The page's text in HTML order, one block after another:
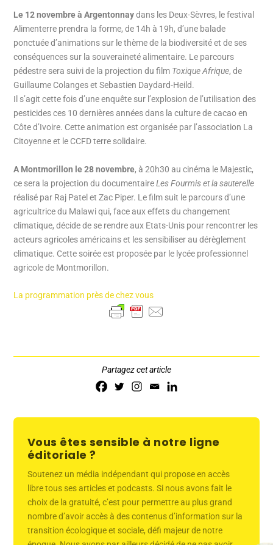
Le 12 novembre à Argentonnaydans les Deux-Sèvres, le festival
Alimenterre prendra la forme, de 14h à 19h, d’une balade
ponctuée d’animations sur le thème de la biodiversité et de ses
conséquences sur la souveraineté alimentaire. Le parcours
pédestre sera suivi de la projection du film Toxique Afrique, de
Guillaume Colanges et Sebastien Daydard-Heild.
Il s’agit cette fois d’une enquête sur l’explosion de l’utilisation des
pesticides ces 10 dernières années dans la culture de cacao en
Côte d’Ivoire. Cette animation est organisée par l’association La
Citoyenne et le CCFD terre solidaire.
A Montmorillon le 28 novembre, à 20h30 au cinéma le Majestic,
ce sera la projection du documentaireLes Fourmis et la sauterelle
réalisé par Raj Patel et Zac Piper. Le film suit le parcours d’une
agricultrice du Malawi qui, face aux effets du changement
climatique, décide de se rendre aux Etats-Unis pour rencontrer les
acteurs agricoles américains et les sensibiliser au dérèglement
climatique. Cette soirée est proposée par le lycée professionnel
agricole de Montmorillon.
La programmation près de chez vous
Partagez cet article
Vous êtes sensible à notre ligne
éditoriale ?
Soutenez un média indépendant qui propose en accès
libre tous ses articles et podcasts. Si nous avons fait le
choix de la gratuité, c’est pour permettre au plus grand
nombre d’avoir accès à des contenus d’information sur la
transition écologique et sociale, défi majeur de notre